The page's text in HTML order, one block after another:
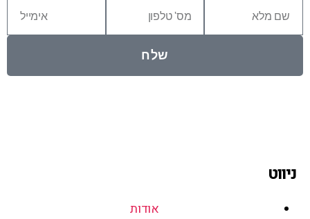
שלח
ניווט
אודות